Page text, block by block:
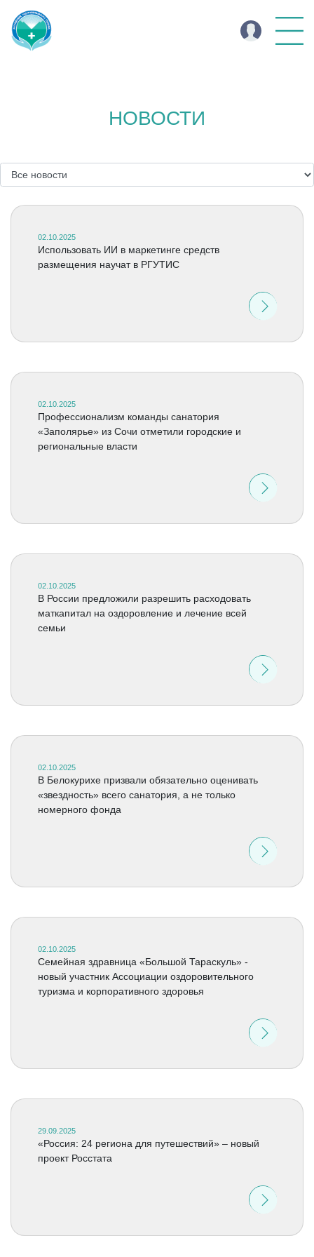
НОВОСТИ
02.10.2025
Использовать ИИ в маркетинге средств
размещения научат в РГУТИС
02.10.2025
Профессионализм команды санатория
«Заполярье» из Сочи отметили городские и
региональные власти
02.10.2025
В России предложили разрешить расходовать
маткапитал на оздоровление и лечение всей
семьи
02.10.2025
В Белокурихе призвали обязательно оценивать
«звездность» всего санатория, а не только
номерного фонда
02.10.2025
Семейная здравница «Большой Тараскуль» -
новый участник Ассоциации оздоровительного
туризма и корпоративного здоровья
29.09.2025
«Россия: 24 региона для путешествий» – новый
проект Росстата